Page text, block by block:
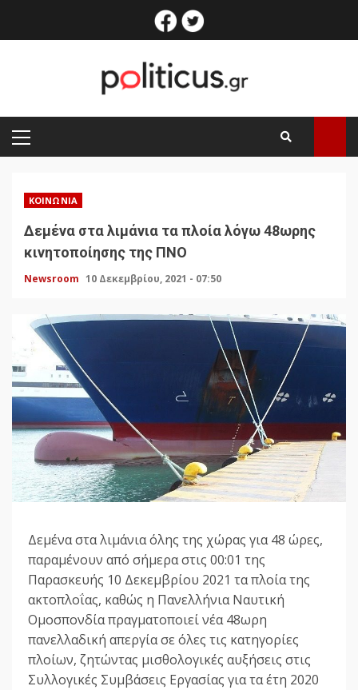
facebook
PRIMARY
MENU
ΚΟΙΝΩΝΊΑ
Δεμένα στα λιμάνια τα πλοία λόγω 48ωρης
κινητοποίησης της ΠΝΟ
Newsroom 10 Δεκεμβρίου, 2021 - 07:50
Δεμένα στα λιμάνια όλης της χώρας για 48 ώρες,
παραμένουν από σήμερα στις 00:01 της
Παρασκευής 10 Δεκεμβρίου 2021 τα πλοία της
ακτοπλοΐας, καθώς η Πανελλήνια Ναυτική
Ομοσπονδία πραγματοποιεί νέα 48ωρη
πανελλαδική απεργία σε όλες τις κατηγορίες
πλοίων, ζητώντας μισθολογικές αυξήσεις στις
Συλλογικές Συμβάσεις Εργασίας για τα έτη 2020